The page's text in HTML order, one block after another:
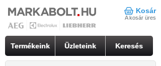
Kosár
A kosár üres
Termékeink Üzleteink Keresés